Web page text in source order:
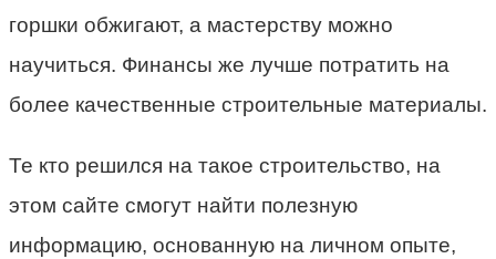
горшки обжигают, а мастерству можно
научиться. Финансы же лучше потратить на
более качественные строительные материалы.
Те кто решился на такое строительство, на
этом сайте смогут найти полезную
информацию, основанную на личном опыте,